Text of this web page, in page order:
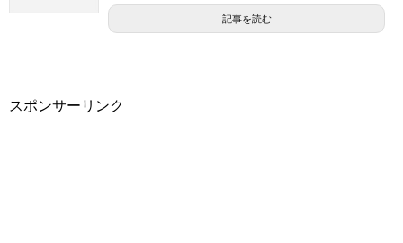
記事を読む
スポンサーリンク